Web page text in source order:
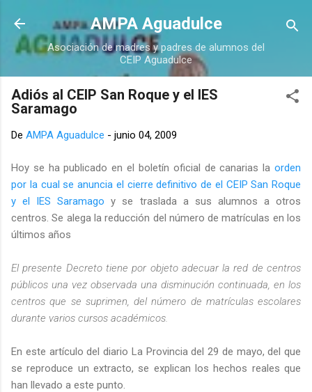
Ir al contenido principal
AMPA Aguadulce
Asociación de madres y padres de alumnos del
CEIP Aguadulce
Adiós al CEIP San Roque y el IES
Saramago
De AMPA Aguadulce - junio 04, 2009
Hoy se ha publicado en el boletín oficial de canarias la orden
por la cual se anuncia el cierre definitivo de el CEIP San Roque
y el IES Saramago y se traslada a sus alumnos a otros
centros. Se alega la reducción del número de matrículas en los
últimos años
El presente Decreto tiene por objeto adecuar la red de centros
públicos una vez observada una disminución continuada, en los
centros que se suprimen, del número de matrículas escolares
durante varios cursos académicos.
En este artículo del diario La Provincia del 29 de mayo, del que
se reproduce un extracto, se explican los hechos reales que
han llevado a este punto.